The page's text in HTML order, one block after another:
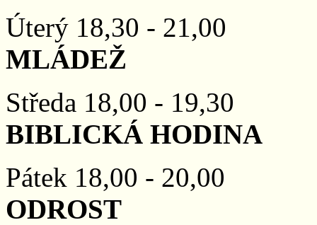
Úterý 18,30 - 21,00
MLÁDEŽ
Středa 18,00 - 19,30
BIBLICKÁ HODINA
Pátek 18,00 - 20,00
ODROST